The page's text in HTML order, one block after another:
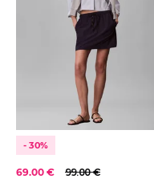
- 30%
69.00 € 99.00 €